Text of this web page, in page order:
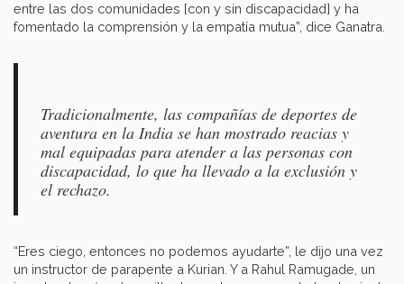
entre las dos comunidades [con y sin discapacidad] y ha
fomentado la comprensión y la empatía mutua”, dice Ganatra.
Tradicionalmente, las compañías de deportes de
aventura en la India se han mostrado reacias y
mal equipadas para atender a las personas con
discapacidad, lo que ha llevado a la exclusión y
el rechazo.
“Eres ciego, entonces no podemos ayudarte”, le dijo una vez
un instructor de parapente a Kurian. Y a Rahul Ramugade, un